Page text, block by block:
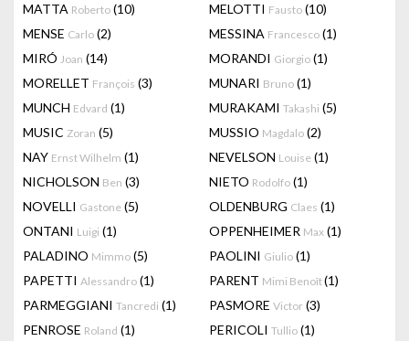
MATTA Roberto (10) MELOTTI Fausto (10)
MENSE Carlo (2) MESSINA Francesco (1)
MIRÓ Joan (14) MORANDI Giorgio (1)
MORELLET François (3) MUNARI Bruno (1)
MUNCH Edvard (1) MURAKAMI Takashi (5)
MUSIC Zoran (5) MUSSIO Magdalo (2)
NAY Ernst Wilhelm (1) NEVELSON Louise (1)
NICHOLSON Ben (3) NIETO Rodolfo (1)
NOVELLI Gastone (5) OLDENBURG Claes (1)
ONTANI Luigi (1) OPPENHEIMER Max (1)
PALADINO Mimmo (5) PAOLINI Giulio (1)
PAPETTI Alessandro (1) PARENT Mimi Benoît(1)
PARMEGGIANI Tancredi (1) PASMORE Victor (3)
PENROSE Roland (1) PERICOLI Tullio (1)